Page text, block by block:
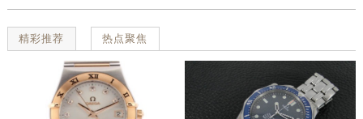
精彩推荐 热点聚焦